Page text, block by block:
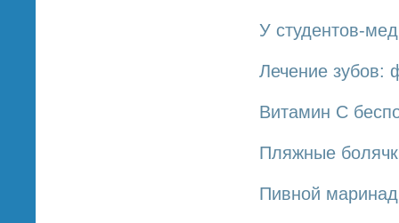
У студентов-
Лечение зубов:
Витамин С
Пляжные
Пивной